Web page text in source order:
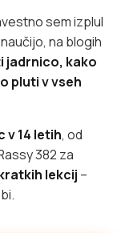
sem izplul
na blogih
jadrnico, kako
pluti v vseh
v 14 letih, od
382 za
lekcij –